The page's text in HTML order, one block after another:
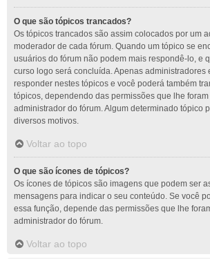
O que são tópicos trancados?
Os tópicos trancados são assim colocados por um
moderador de cada fórum. Quando um tópico se
usuários do fórum não podem mais respondê-lo, e
curso logo será concluída. Apenas administradores
responder nestes tópicos e você poderá também
tópicos, dependendo das permissões que lhe
administrador do fórum. Algum determinado tópico
diversos motivos.
Voltar ao topo
O que são ícones de tópicos?
Os ícones de tópicos são imagens que podem ser
mensagens para indicar o seu conteúdo. Se você
essa função, depende das permissões que lhe
administrador do fórum.
Voltar ao topo